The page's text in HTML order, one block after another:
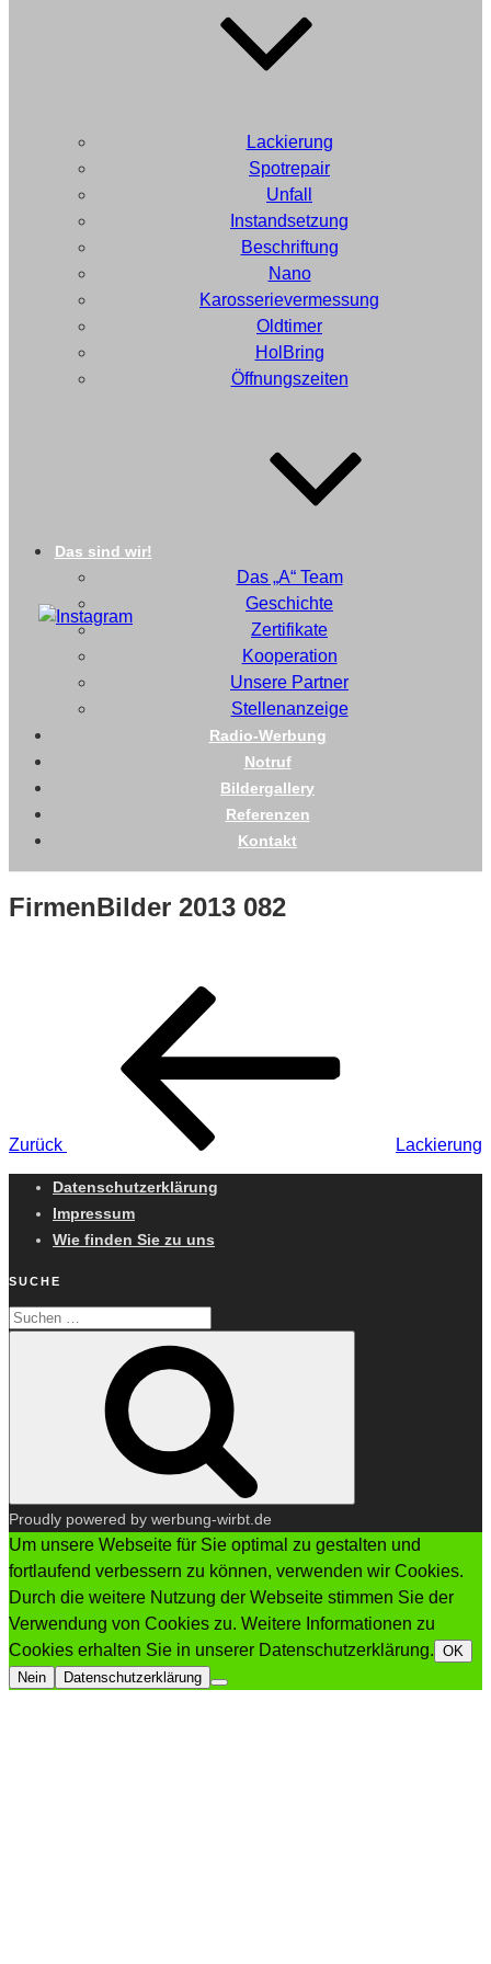
Lackierung
Spotrepair
Unfall
Instandsetzung
Beschriftung
Nano
Karosserievermessung
Oldtimer
HolBring
Öffnungszeiten
Das sind wir!
Das „A“ Team
Geschichte
Zertifikate
Kooperation
Unsere Partner
Stellenanzeige
Radio-Werbung
Notruf
Bildergallery
Referenzen
Kontakt
FirmenBilder 2013 082
Beitragsnavigation
Zurück Lackierung
Datenschutzerklärung
Impressum
Wie finden Sie zu uns
SUCHE
Suchen
Proudly powered by werbung-wirbt.de
Um unsere Webseite für Sie optimal zu gestalten und
fortlaufend verbessern zu können, verwenden wir Cookies.
Durch die weitere Nutzung der Webseite stimmen Sie der
Verwendung von Cookies zu. Weitere Informationen zu
Cookies erhalten Sie in unserer Datenschutzerklärung. OK
Nein
Datenschutzerklärung